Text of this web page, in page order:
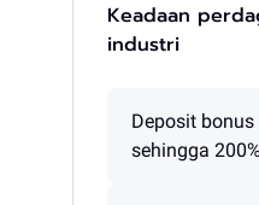
Keadaan
industri
Deposit bonus
sehingga 200%